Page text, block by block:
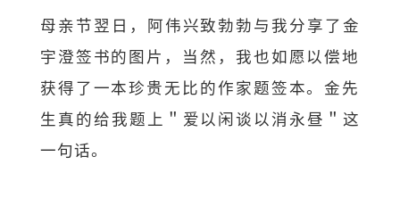
母亲节翌日，阿伟兴致勃勃与我分享了金
宇澄签书的图片，当然， 我也如愿以偿地
获得了一本珍贵无比的作家题签本。金先
生真的给我题上＂爱以闲谈以消永昼＂这
一句话。